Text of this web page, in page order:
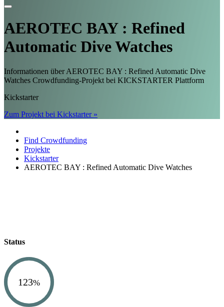
AEROTEC BAY : Refined
Automatic Dive Watches
Informationen über AEROTEC BAY : Refined Automatic Dive
Watches Crowdfunding-Projekt bei KICKSTARTER Plattform
Kickstarter
Zum Projekt bei Kickstarter »
Find Crowdfunding
Projekte
Kickstarter
AEROTEC BAY : Refined Automatic Dive Watches
Status
123%